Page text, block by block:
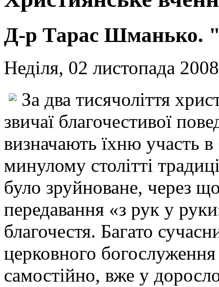
Д-р Тарас Шманько.
Неділя, 02 листопада
За два тисячоліття
звичаї благочестивої
визначають їхню участь
минулому столітті
було зруйноване, через
передавання «з рук у
благочестя. Багато
церковного
самостійно, вже у